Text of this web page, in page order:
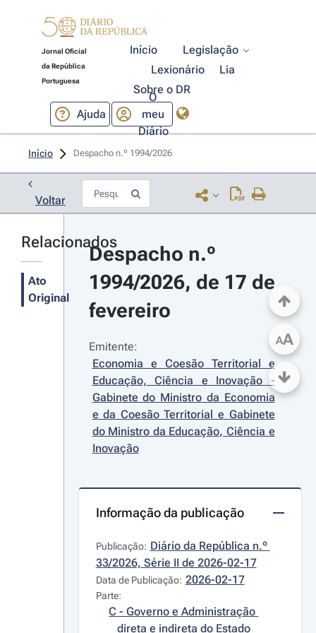
Jornal Oficial
da República
Portuguesa
Início
Legislação
Lexionário
Lia
Sobre o DR
Ajuda
O
meu
Diário
Início Despacho n.º 1994/2026
Voltar
Relacionados
Ato
Original
Despacho n.º
1994/2026, de 17 de
fevereiro
Emitente:
Economia e Coesão Territorial e
Educação, Ciência e Inovação -
Gabinete do Ministro da Economia
e da Coesão Territorial e Gabinete
do Ministro da Educação, Ciência e
Inovação
Informação da publicação
Publicação: Diário da República n.º
33/2026, Série II de 2026-02-17
Data de Publicação: 2026-02-17
Parte:
C - Governo e Administração
direta e indireta do Estado
AA